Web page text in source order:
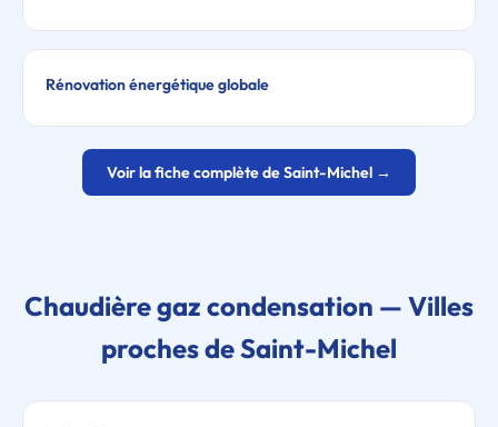
Rénovation énergétique globale
Voir la fiche complète de Saint-Michel →
Chaudière gaz condensation — Villes
proches de Saint-Michel